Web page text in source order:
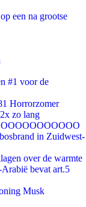
een na grootse
#1 voor de
Horrorzomer
zo lang
in Zuidwest-
over de warmte
bevat art.5
Musk